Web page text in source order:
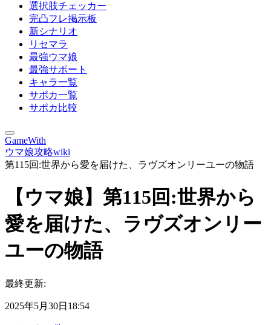
選択肢チェッカー
完凸フレ掲示板
新シナリオ
リセマラ
最強ウマ娘
最強サポート
キャラ一覧
サポカ一覧
サポカ比較
GameWith
ウマ娘攻略wiki
第115回:世界から愛を届けた、ラヴズオンリーユーの物語
【ウマ娘】第115回:世界から
愛を届けた、ラヴズオンリー
ユーの物語
最終更新:
2025年5月30日18:54